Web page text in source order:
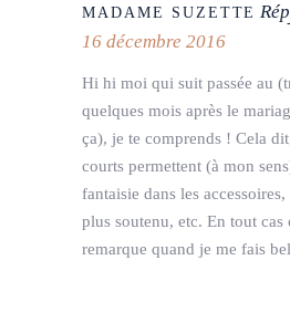
MADAME SUZETTE
16 décembre 2016
Hi hi moi qui suit passée au
quelques mois après le
ça), je te comprends ! Cela
courts permettent (à mon
fantaisie dans les
plus soutenu, etc. En tout cas
remarque quand je me fais